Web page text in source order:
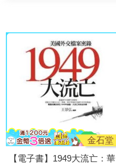
金石堂
【電子書】1949大流亡：華